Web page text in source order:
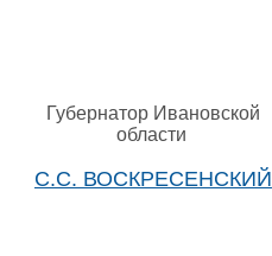
Губернатор Ивановской
области
С.С. ВОСКРЕСЕНСКИЙ